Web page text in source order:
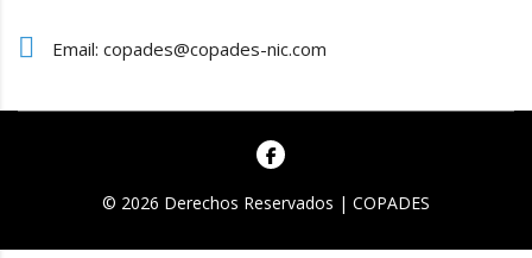
Email: copades@copades-nic.com
© 2026 Derechos Reservados | COPADES